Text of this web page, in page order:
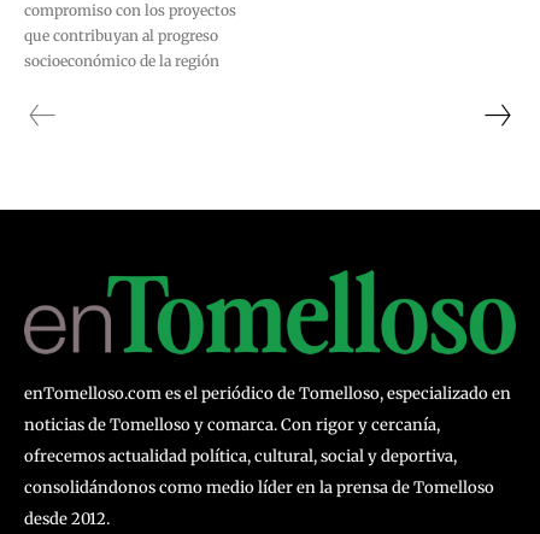
compromiso con los proyectos
que contribuyan al progreso
socioeconómico de la región
enTomelloso.com es el periódico de Tomelloso, especializado en
noticias de Tomelloso y comarca. Con rigor y cercanía,
ofrecemos actualidad política, cultural, social y deportiva,
consolidándonos como medio líder en la prensa de Tomelloso
desde 2012.